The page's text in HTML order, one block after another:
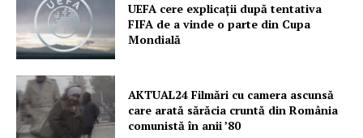
UEFA cere explicații după tentativa
FIFA de a vinde o parte din Cupa
Mondială
AKTUAL24 Filmări cu camera ascunsă
care arată sărăcia cruntă din România
comunistă în anii ’80